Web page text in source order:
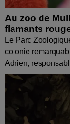
Au zoo de
flamants
Le Parc
colonie
Adrien,